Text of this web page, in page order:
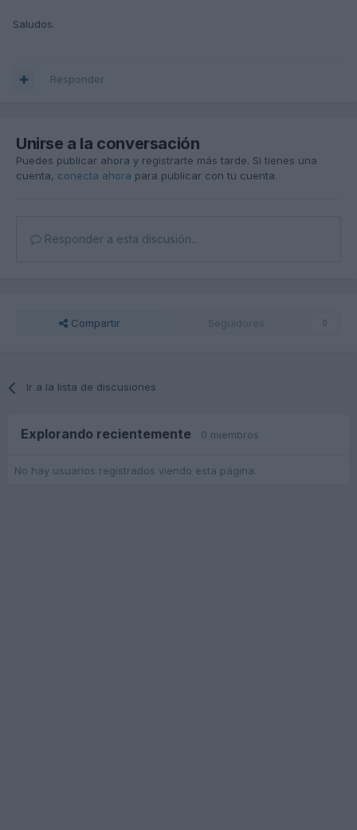
Saludos.
Responder
Unirse a la conversación
Puedes publicar ahora y registrarte más tarde. Si tienes una
cuenta, conecta ahora para publicar con tu cuenta.
Responder a esta discusión...
Compartir Seguidores 0
Ir a la lista de discusiones
Explorando recientemente 0 miembros
No hay usuarios registrados viendo esta página.